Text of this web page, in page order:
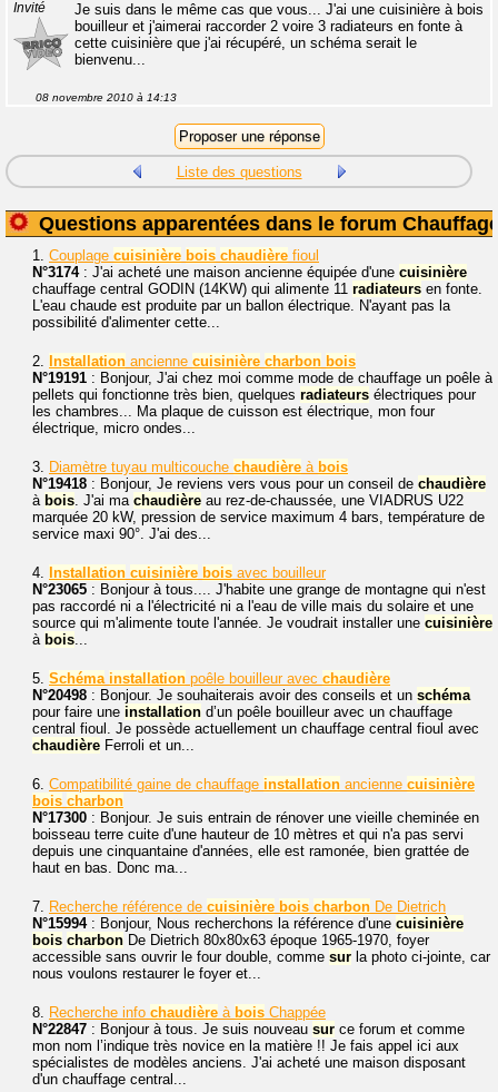
Invité
Je suis dans le même cas que vous... J'ai une cuisinière à bois
bouilleur et j'aimerai raccorder 2 voire 3 radiateurs en fonte à
cette cuisinière que j'ai récupéré, un schéma serait le
bienvenu...
08 novembre 2010 à 14:13
Liste des questions
Questions apparentées dans le forum
1. Couplage cuisinière bois chaudière fioul
N°3174: J'ai acheté une maison ancienne équipée d'une cuisinière
chauffage central GODIN (14KW) qui alimente 11 radiateurs en fonte.
L'eau chaude est produite par un ballon électrique. N'ayant pas la
possibilité d'alimenter cette...
2. Installation ancienne cuisinière charbon bois
N°19191 : Bonjour, J'ai chez moi comme mode de chauffage un poêle à
pellets qui fonctionne très bien, quelques radiateurs électriques pour
les chambres... Ma plaque de cuisson est électrique, mon four
électrique, micro ondes...
3. Diamètre tuyau multicouche chaudière à bois
N°19418 : Bonjour, Je reviens vers vous pour un conseil de chaudière
à bois. J'ai ma chaudière au rez-de-chaussée, une VIADRUS U22
marquée 20 kW, pression de service maximum 4 bars, température de
service maxi 90°. J'ai des...
4. Installation cuisinière bois avec bouilleur
N°23065 : Bonjour à tous.... J'habite une grange de montagne qui n'est
pas raccordé ni a l'électricité ni a l'eau de ville mais du solaire et une
source qui m'alimente toute l'année. Je voudrait installer une cuisinière
à bois...
5. Schéma installation poêle bouilleur avec chaudière
N°20498 : Bonjour. Je souhaiterais avoir des conseils et un schéma
pour faire une installation d’un poêle bouilleur avec un chauffage
central fioul. Je possède actuellement un chauffage central fioul avec
chaudière Ferroli et un...
6. Compatibilité gaine de chauffage installation ancienne cuisinière
bois charbon
N°17300 : Bonjour. Je suis entrain de rénover une vieille cheminée en
boisseau terre cuite d'une hauteur de 10 mètres et qui n'a pas servi
depuis une cinquantaine d'années, elle est ramonée, bien grattée de
haut en bas. Donc ma...
7. Recherche référence de cuisinière bois charbon De Dietrich
N°15994: Bonjour, Nous recherchons la référence d'une cuisinière
bois charbon De Dietrich 80x80x63 époque 1965-1970, foyer
accessible sans ouvrir le four double, comme sur la photo ci-jointe, car
nous voulons restaurer le foyer et...
8. Recherche info chaudière à bois Chappée
N°22847 : Bonjour à tous. Je suis nouveau sur ce forum et comme
mon nom l’indique très novice en la matière !! Je fais appel ici aux
spécialistes de modèles anciens. J'ai acheté une maison disposant
d'un chauffage central...